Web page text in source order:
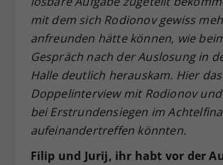
mit dem sich Rodionov gewiss
anfreunden hätte können, wie
Gespräch nach der Auslosung in
Halle deutlich herauskam. Hier
Doppelinterview mit Rodionov
bei Erstrundensiegen im
aufeinandertreffen könnten.
Filip und Jurij, ihr habt vor der